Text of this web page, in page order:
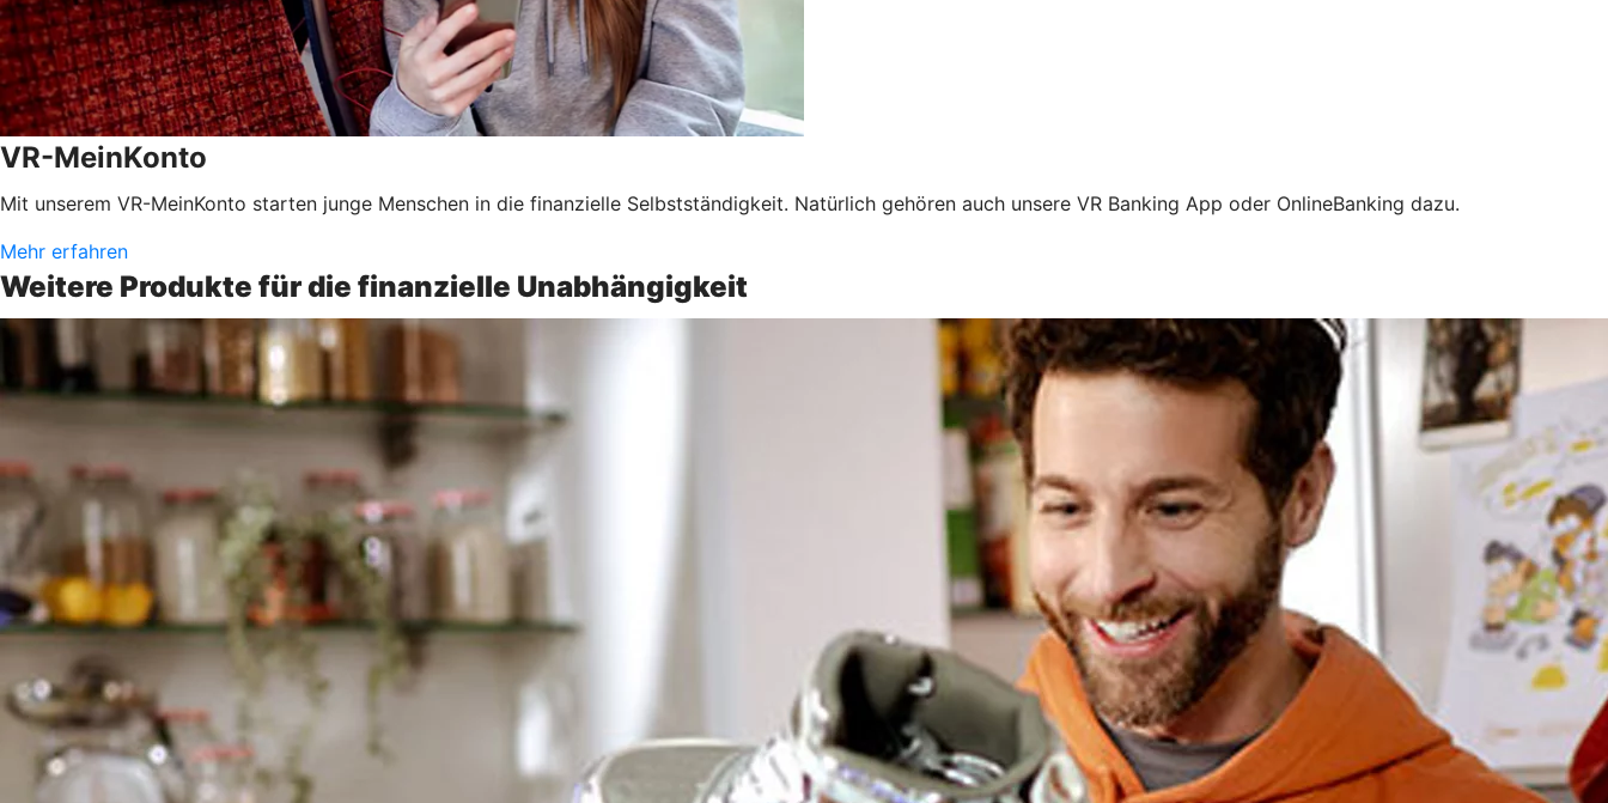
VR-MeinKonto
Mit unserem VR-MeinKonto starten junge Menschen in die finanzielle Selbstständigkeit. Natürlich gehören auch unsere VR Banking App oder OnlineBanking dazu.
Mehr erfahren
Weitere Produkte für die finanzielle Unabhängigkeit